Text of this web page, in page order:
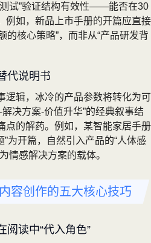
试”验证结构有效性——能否在30
例如，新品上市手册的开篇应直接
的核心策略”，而非从“产品研发背
代说明书
逻辑，冰冷的产品参数将转化为可
决方案-价值升华”的经典叙事结
点的解药。例如，某智能家居手册
为开篇，自然引入产品的“人体感
情感解决方案的载体。
容创作的五大核心技巧
阅读中“代入角色”